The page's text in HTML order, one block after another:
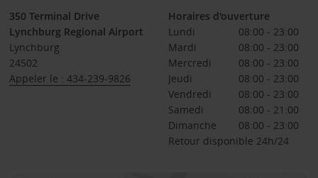
350 Terminal Drive
Lynchburg Regional Airport
Lynchburg
24502
Appeler le : 434-239-9826
Horaires d'ouverture
Lundi
08:00 - 23:00
Mardi
08:00 - 23:00
Mercredi
08:00 - 23:00
Jeudi
08:00 - 23:00
Vendredi
08:00 - 23:00
Samedi
08:00 - 21:00
Dimanche
08:00 - 23:00
Retour disponible 24h/24